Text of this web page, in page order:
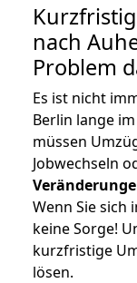
nach
Problem
Es ist nicht
Berlin lange
müssen
Jobwechseln
Wenn Sie sich
keine Sorge!
kurzfristige
lösen.